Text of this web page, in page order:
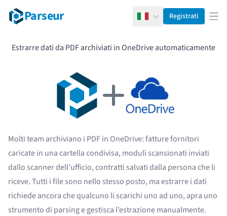
Parseur ItalianoRegistrati
Estrarre dati da PDF archiviati in OneDrive automaticamente
Molti team archiviano i PDF in OneDrive: fatture fornitori
caricate in una cartella condivisa, moduli scansionati inviati
dallo scanner dell’ufficio, contratti salvati dalla persona che li
riceve. Tutti i file sono nello stesso posto, ma estrarre i dati
richiede ancora che qualcuno li scarichi uno ad uno, apra uno
strumento di parsing e gestisca l’estrazione manualmente.